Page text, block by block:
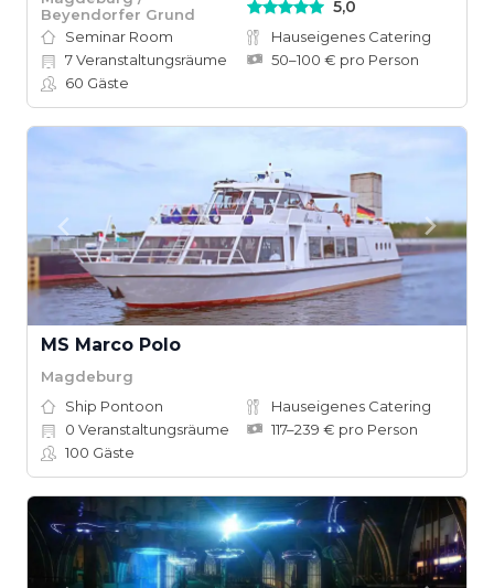
Beyendorfer Grund
5,0
Seminar Room
Hauseigenes Catering
7Veranstaltungsräume
50–100 € pro Person
60 Gäste
MS Marco Polo
Magdeburg
Ship Pontoon
Hauseigenes Catering
0 Veranstaltungsräume
117–239 € pro Person
100 Gäste